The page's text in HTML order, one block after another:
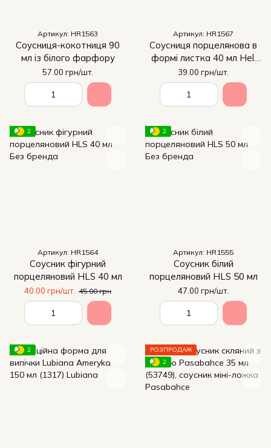
Артикул: HR1563
Соусниця-кокотниця 90
мл із білого фарфору
57.00 грн/шт.
Артикул: HR1567
Соусниця порцелянова в
формі листка 40 мл Hell
(HR1567)
39.00 грн/шт.
2
Артикул: HR1564
Соусник фігурний
порцеляновий HLS 40 мл
40.00 грн/шт. 45.00 грн
2
Артикул: HR1555
Соусник білий
порцеляновий HLS 50 мл
47.00 грн/шт.
2
РОЗПРОДАЖ
2